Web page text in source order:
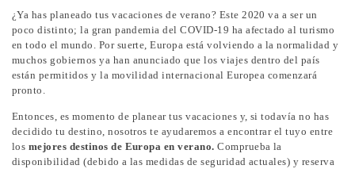
¿Ya has planeado tus vacaciones de verano? Este 2020 va a ser un
poco distinto; la gran pandemia del COVID-19 ha afectado al turismo
en todo el mundo. Por suerte, Europa está volviendo a la normalidad y
muchos gobiernos ya han anunciado que los viajes dentro del país
están permitidos y la movilidad internacional Europea comenzará
pronto.
Entonces, es momento de planear tus vacaciones y, si todavía no has
decidido tu destino, nosotros te ayudaremos a encontrar el tuyo entre
los mejores destinos de Europa en verano.Comprueba la
disponibilidad (debido a las medidas de seguridad actuales) y reserva